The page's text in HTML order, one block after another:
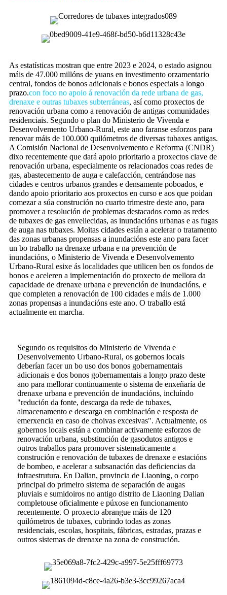
As estatísticas mostran que entre 2023 e 2024, o estado asignou
máis de 47.000 millóns de yuans en investimento orzamentario
central, fondos de bonos adicionais e bonos especiais a longo
prazo.con foco no apoio á renovación da rede urbana de gas,
drenaxe e outras tubaxes subterráneas, así como proxectos de
renovación urbana como a renovación de antigas comunidades
residenciais. Segundo o plan do Ministerio de Vivenda e
Desenvolvemento Urbano-Rural, este ano faranse esforzos para
renovar máis de 100.000 quilómetros de diversas tubaxes antigas.
A Comisión Nacional de Desenvolvemento e Reforma (CNDR)
dixo recentemente que dará apoio prioritario a proxectos clave de
renovación urbana, especialmente os relacionados coas redes de
gas, abastecemento de auga e calefacción, centrándose nas
cidades e centros urbanos grandes e densamente poboados, e
dando apoio prioritario aos proxectos en curso e aos que poidan
comezar a súa construción no cuarto trimestre deste ano, para
promover a resolución de problemas destacados como as redes
de tubaxes de gas envellecidas, as inundacións urbanas e as fugas
de auga nas tubaxes. Moitas cidades están a acelerar o tratamento
das zonas urbanas propensas a inundacións este ano para facer
un bo traballo na drenaxe urbana e na prevención de
inundacións, o Ministerio de Vivenda e Desenvolvemento
Urbano-Rural esixe ás localidades que utilicen ben os fondos de
bonos e aceleren a implementación do proxecto de mellora da
capacidade de drenaxe urbana e prevención de inundacións, e
que completen a renovación de 100 cidades e máis de 1.000
zonas propensas a inundacións este ano. O traballo está
actualmente en marcha.
Segundo os requisitos do Ministerio de Vivenda e
Desenvolvemento Urbano-Rural, os gobernos locais
deberían facer un bo uso dos bonos gobernamentais
adicionais e dos bonos gobernamentais a longo prazo deste
ano para mellorar continuamente o sistema de enxeñaría de
drenaxe urbana e prevención de inundacións, incluíndo
"redución da fonte, descarga da rede de tubaxes,
almacenamento e descarga en combinación e resposta de
emerxencia en caso de choivas excesivas". Actualmente, os
gobernos locais están a combinar activamente esforzos de
renovación urbana, substitución de gasodutos antigos e
outros traballos para promover sistematicamente a
construción e renovación de tubaxes de drenaxe e estacións
de bombeo, e acelerar a subsanación das deficiencias da
infraestrutura. En Dalian, provincia de Liaoning, o corpo
principal do primeiro sistema de separación de augas
pluviais e sumidoiros no antigo distrito de Liaoning Dalian
completouse oficialmente e púxose en funcionamento
recentemente. O proxecto abrangue máis de 120
quilómetros de tubaxes, cubrindo todas as zonas
residenciais, escolas, hospitais, fábricas, estradas, prazas e
outros sistemas de drenaxe na zona de construción.